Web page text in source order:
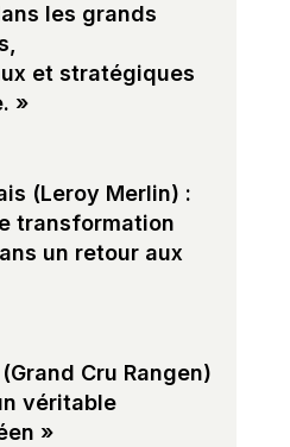
les grands
et stratégiques
»
(Leroy Merlin) :
transformation
un retour aux
Cru Rangen)
véritable
»